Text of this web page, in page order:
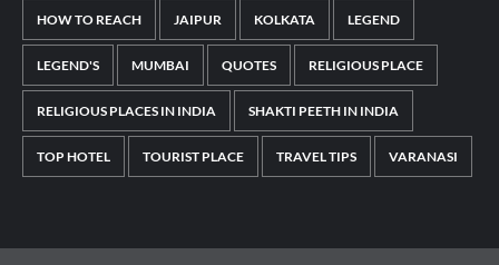
HOW TO REACH JAIPUR KOLKATA LEGEND
LEGEND'S MUMBAI QUOTES RELIGIOUS PLACE
RELIGIOUS PLACES IN INDIA SHAKTI PEETH IN INDIA
TOP HOTEL TOURIST PLACE TRAVEL TIPS VARANASI